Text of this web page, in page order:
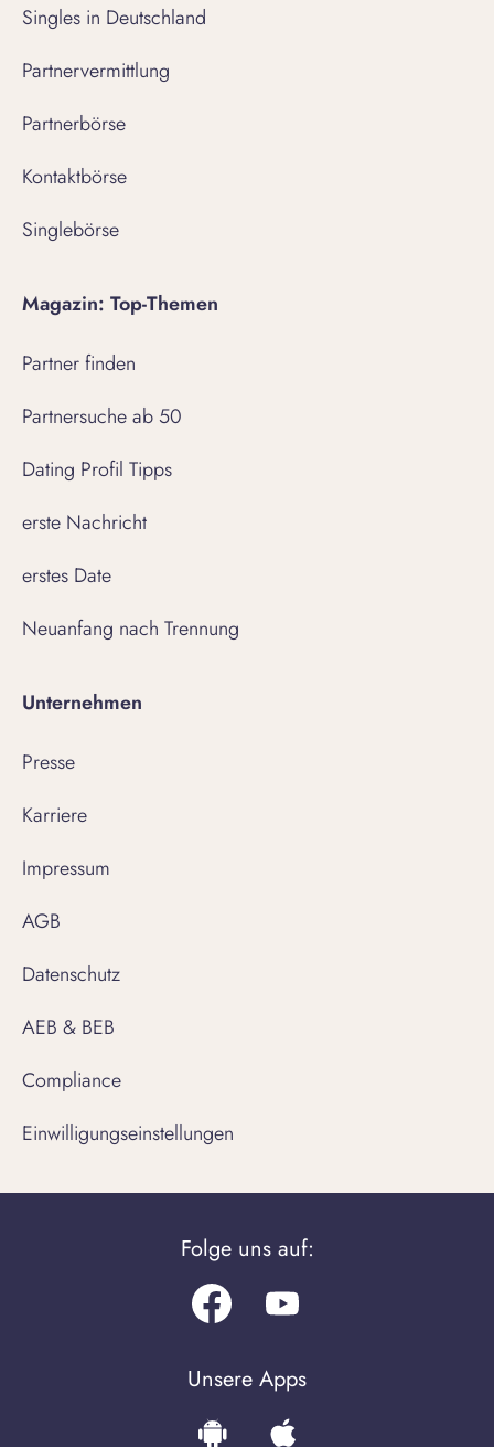
Singles in Deutschland
Partnervermittlung
Partnerbörse
Kontaktbörse
Singlebörse
Magazin: Top-Themen
Partner finden
Partnersuche ab 50
Dating Profil Tipps
erste Nachricht
erstes Date
Neuanfang nach Trennung
Unternehmen
Presse
Karriere
Impressum
AGB
Datenschutz
AEB & BEB
Compliance
Einwilligungseinstellungen
Folge uns auf:
FacebookYoutube.com
Unsere Apps